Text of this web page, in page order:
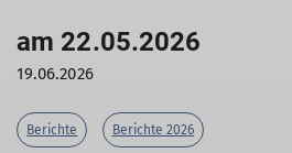
am 22.05.2026
19.06.2026
Berichte Berichte 2026